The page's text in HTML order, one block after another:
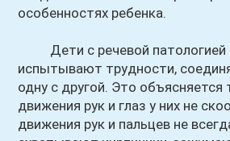
особенностях ребенка.
Дети с речевой патологией
испытывают трудности,
одну с другой. Это объясняется
движения рук и глаз у них не
движения рук и пальцев не